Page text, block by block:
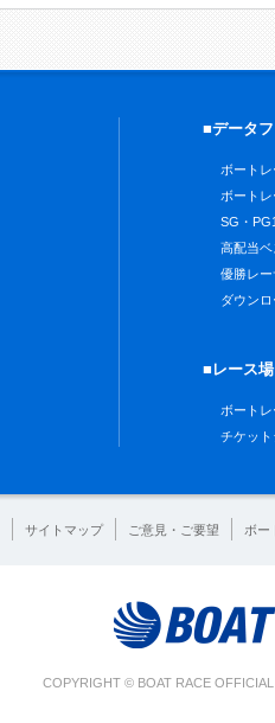
■データ
ボート
ボート
SG・
高配当
優勝レ
ダウン
■レース
ボート
チケッ
サイトマップ ご意見・ご要望 ボー
COPYRIGHT © BOAT RACE